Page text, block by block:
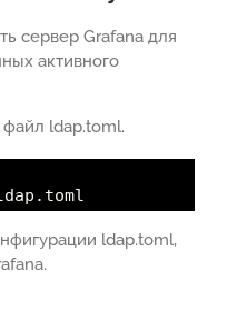
сервер Grafana для
активного
файл ldap.toml.
ldap.toml,